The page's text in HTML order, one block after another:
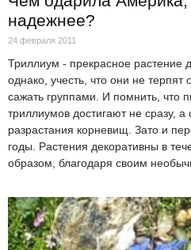
надежнее?
24 февраля 2011
Триллиум - прекрасное растение
однако, учесть, что они не
сажать группами. И помнить, что
триллиумов достигают не сразу,
разрастания корневищ. Зато и
годы. Растения декоративны в
образом, благодаря своим